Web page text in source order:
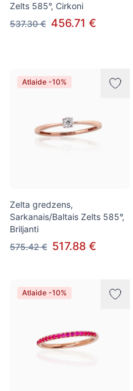
Zelts 585°, Cirkoni
537.30 € 456.71 €
Atlaide -10%
Zelta gredzens,
Sarkanais/Baltais Zelts 585°,
Briljanti
575.42 € 517.88 €
Atlaide -10%